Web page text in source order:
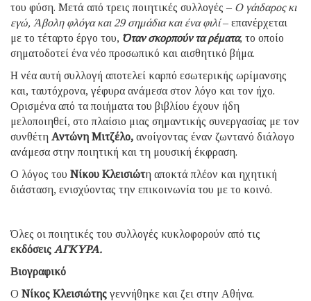
του φύση. Μετά από τρεις ποιητικές συλλογές – Ο γάιδαρος κι
εγώ, Άβολη φλόγα και 29 σημάδια και ένα φιλί– επανέρχεται
με το τέταρτο έργο του, Όταν σκορπούν τα ρέματα, το οποίο
σηματοδοτεί ένα νέο προσωπικό και αισθητικό βήμα.
Η νέα αυτή συλλογή αποτελεί καρπό εσωτερικής ωρίμανσης
και, ταυτόχρονα, γέφυρα ανάμεσα στον λόγο και τον ήχο.
Ορισμένα από τα ποιήματα του βιβλίου έχουν ήδη
μελοποιηθεί, στο πλαίσιο μιας σημαντικής συνεργασίας με τον
συνθέτη Αντώνη Μιτζέλο, ανοίγοντας έναν ζωντανό διάλογο
ανάμεσα στην ποιητική και τη μουσική έκφραση.
Ο λόγος του Νίκου Κλεισιώτη αποκτά πλέον και ηχητική
διάσταση, ενισχύοντας την επικοινωνία του με το κοινό.
Όλες οι ποιητικές του συλλογές κυκλοφορούν από τις
εκδόσεις ΑΓΚΥΡΑ.
Βιογραφικό
Ο Νίκος Κλεισιώτης γεννήθηκε και ζει στην Αθήνα.